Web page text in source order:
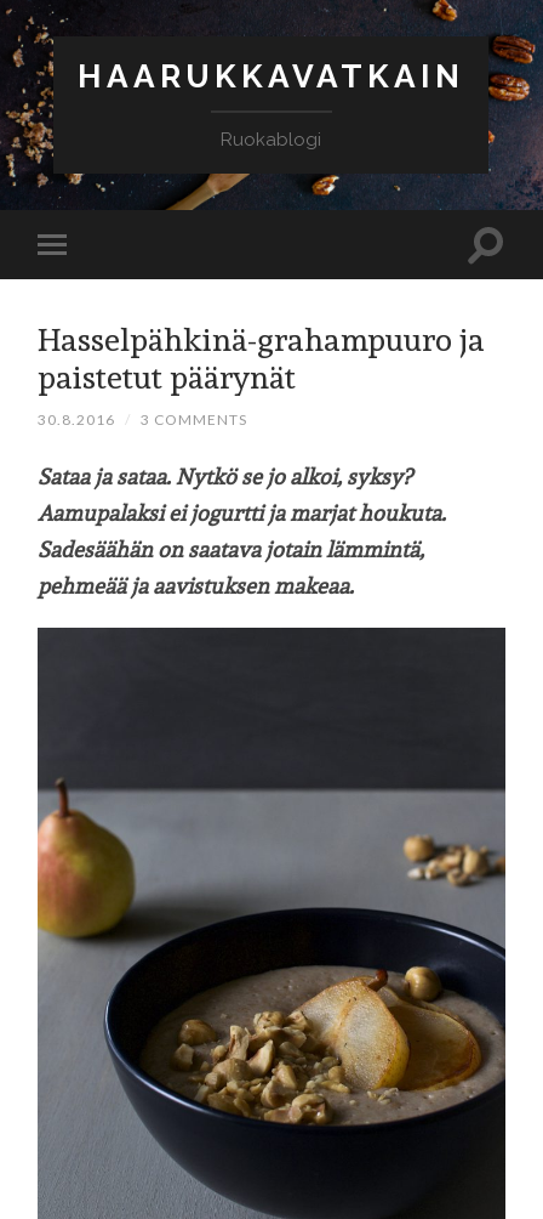
HAARUKKAVATKAIN
Ruokablogi
Hasselpähkinä-grahampuuro ja
paistetut päärynät
30.8.2016 / 3 COMMENTS
Sataa ja sataa. Nytkö se jo alkoi, syksy?
Aamupalaksi ei jogurtti ja marjat houkuta.
Sadesäähän on saatava jotain lämmintä,
pehmeää ja aavistuksen makeaa.